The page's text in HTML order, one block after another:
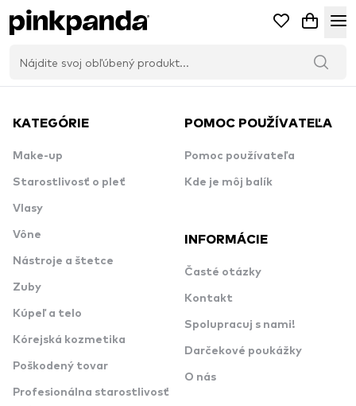
KATEGÓRIE
Make-up
Starostlivosť o pleť
Vlasy
Vône
Nástroje a štetce
Zuby
Kúpeľ a telo
Kórejská kozmetika
Poškodený tovar
Profesionálna starostlivosť
POMOC POUŽÍVATEĽA
Pomoc používateľa
Kde je môj balík
INFORMÁCIE
Časté otázky
Kontakt
Spolupracuj s nami!
Darčekové poukážky
O nás